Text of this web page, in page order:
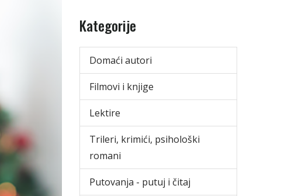
Kategorije
Domaći autori
Filmovi i knjige
Lektire
Trileri, krimići, psihološki
romani
Putovanja - putuj i čitaj